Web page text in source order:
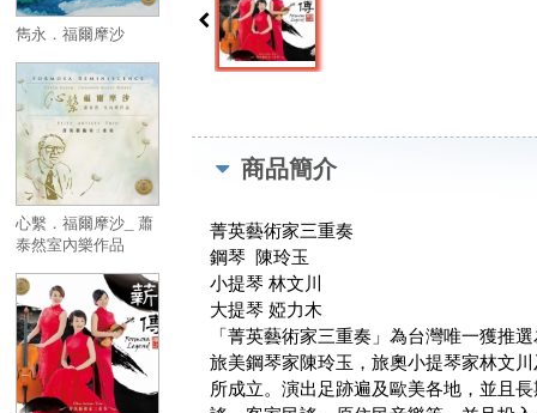
雋永．福爾摩沙
心繫．福爾摩沙_ 蕭
泰然室內樂作品
商品簡介
菁英藝術家三重奏
鋼琴 陳玲玉
小提琴 林文川
大提琴 婭力木
「菁英藝術家三重奏」為台灣唯一獲推
旅美鋼琴家陳玲玉，旅奧小提琴家林文
所成立。演出足跡遍及歐美各地，並且